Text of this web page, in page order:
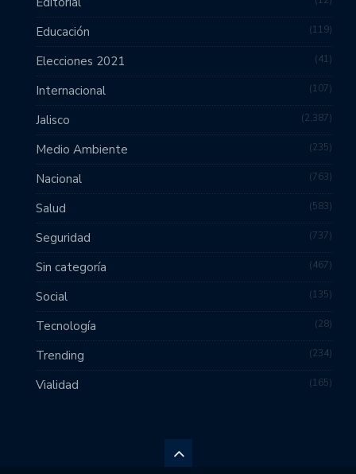
Educación 119
Elecciones 2021 41
Internacional 107
Jalisco 2,387
Medio Ambiente 235
Nacional 763
Salud 583
Seguridad 737
Sin categoría 467
Social 135
Tecnología 28
Trending 234
Vialidad 165